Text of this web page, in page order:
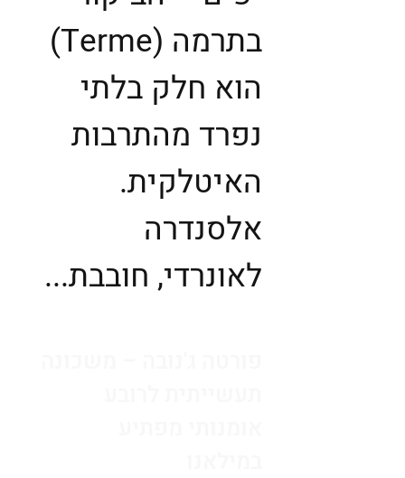
בתרמה (Terme)
הוא חלק בלתי
נפרד מהתרבות
האיטלקית.
אלסנדרה
לאונרדי, חובבת...